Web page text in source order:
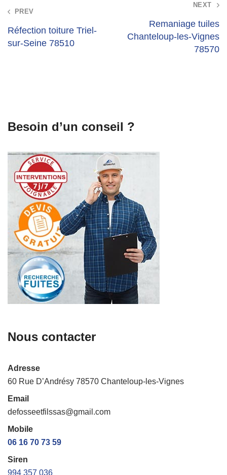
Post
navigation
PREV
Réfection toiture Triel-
sur-Seine 78510
NEXT
Remaniage tuiles
Chanteloup-les-Vignes
78570
Besoin d’un conseil ?
Nous contacter
Adresse
60 Rue D’Andrésy 78570 Chanteloup-les-Vignes
Email
defosseetfilssas@gmail.com
Mobile
06 16 70 73 59
Siren
994 357 036